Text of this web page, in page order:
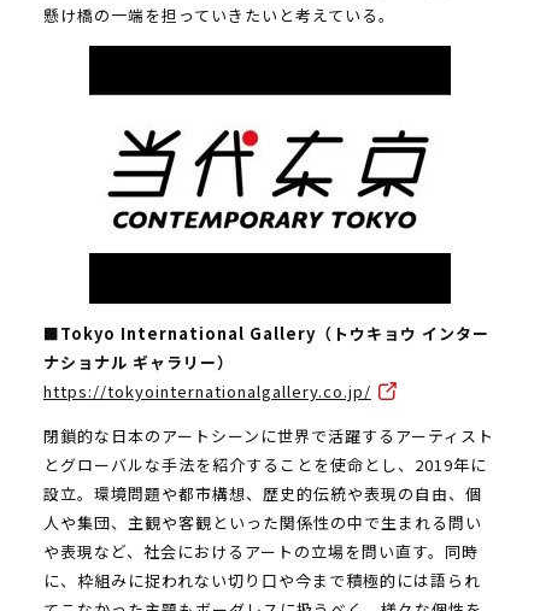
懸け橋の一端を担っていきたいと考えている。
■Tokyo International Gallery（トウキョウ インター
ナショナル ギャラリー）
https://tokyointernationalgallery.co.jp/
閉鎖的な日本のアートシーンに世界で活躍するアーティスト
とグローバルな手法を紹介することを使命とし、2019年に
設立。環境問題や都市構想、歴史的伝統や表現の自由、個
人や集団、主観や客観といった関係性の中で生まれる問い
や表現など、社会におけるアートの立場を問い直す。同時
に、枠組みに捉われない切り口や今まで積極的には語られ